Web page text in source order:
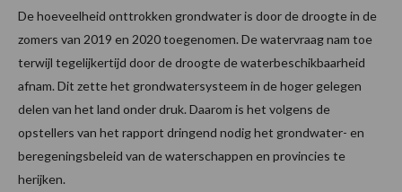
De hoeveelheid onttrokken grondwater is door de droogte in de
zomers van 2019 en 2020 toegenomen. De watervraag nam toe
terwijl tegelijkertijd door de droogte de waterbeschikbaarheid
afnam. Dit zette het grondwatersysteem in de hoger gelegen
delen van het land onder druk. Daarom is het volgens de
opstellers van het rapport dringend nodig het grondwater- en
beregeningsbeleid van de waterschappen en provincies te
herijken.